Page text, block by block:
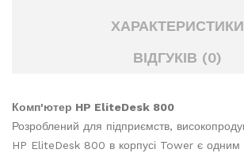
ХАРАКТЕРИСТИКИ
ВІДГУКІВ (0)
Комп'ютер HP EliteDesk 800
Розроблений для підприємств,
HP EliteDesk 800 в корпусі Tower є одним